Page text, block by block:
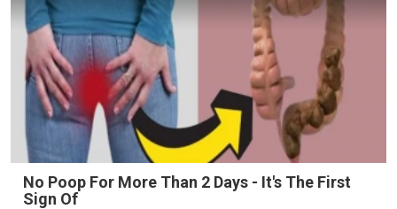
No Poop For More Than 2 Days - It's The First
Sign Of